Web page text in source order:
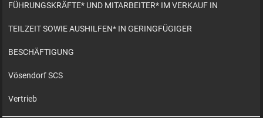
FÜHRUNGSKRÄFTE* UND MITARBEITER* IM VERKAUF IN
TEILZEIT SOWIE AUSHILFEN* IN GERINGFÜGIGER
BESCHÄFTIGUNG
Vösendorf SCS
Vertrieb